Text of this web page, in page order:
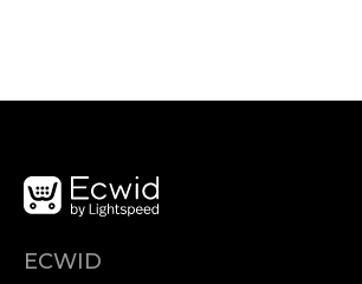
ECWID